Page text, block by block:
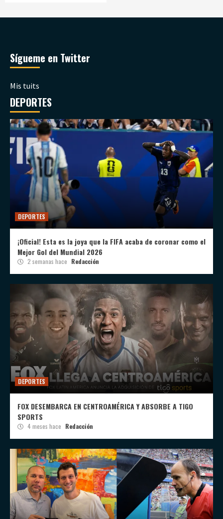
Sígueme en Twitter
Mis tuits
DEPORTES
DEPORTES
¡Oficial! Esta es la joya que la FIFA acaba de coronar como el
Mejor Gol del Mundial 2026
2 semanas hace Redacción
DEPORTES
FOX DESEMBARCA EN CENTROAMÉRICA Y ABSORBE A TIGO
SPORTS
4 meses hace Redacción